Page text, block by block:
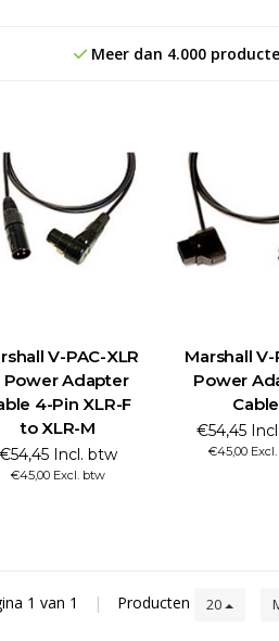
Meer dan 4.000
V-PAC-XLR
Power Adapter
4-Pin XLR-F
to XLR-M
€54,45 Incl. btw
€45,00 Excl. btw
Marshall V-
Power
Cable
€54,45
€45,00
1 van 1 | Producten 20